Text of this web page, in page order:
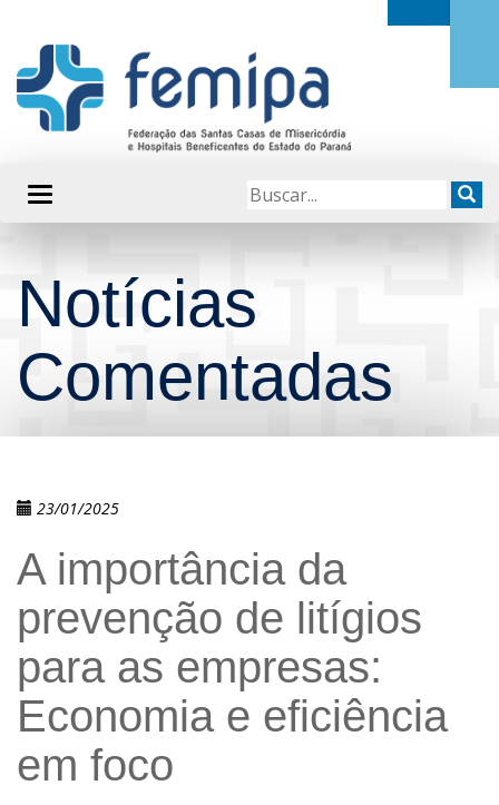
Notícias
Comentadas
23/01/2025
A importância da
prevenção de litígios
para as empresas:
Economia e eficiência
em foco